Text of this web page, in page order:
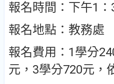
報名時間：下午1
報名地點：教務處
報名費用：1學分
元，3學分720元，